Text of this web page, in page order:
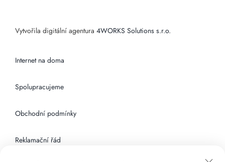
Vytvořila digitální agentura 4WORKS Solutions s.r.o.
Internet na doma
Spolupracujeme
Obchodní podmínky
Reklamační řád